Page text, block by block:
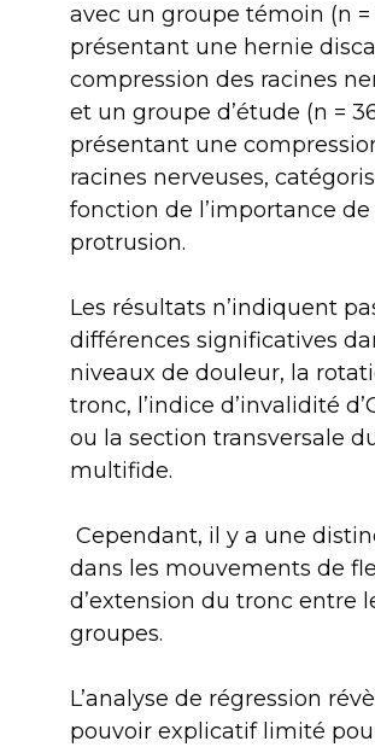
avec un groupe témoin (n =
présentant une hernie
compression des racines
et un groupe d’étude (n =
présentant une
racines nerveuses,
fonction de l’importance de
protrusion.
Les résultats n’indiquent
différences significatives
niveaux de douleur, la
tronc, l’indice d’invalidité
ou la section transversale
multifide.
Cependant, il y a une
dans les mouvements de
d’extension du tronc entre
groupes.
L’analyse de régression
pouvoir explicatif limité